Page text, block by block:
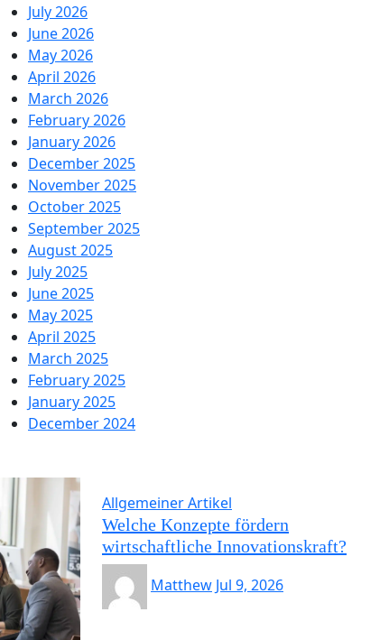
July 2026
June 2026
May 2026
April 2026
March 2026
February 2026
January 2026
December 2025
November 2025
October 2025
September 2025
August 2025
July 2025
June 2025
May 2025
April 2025
March 2025
February 2025
January 2025
December 2024
Allgemeiner Artikel
Welche Konzepte fördern
wirtschaftliche Innovationskraft?
Matthew Jul 9, 2026